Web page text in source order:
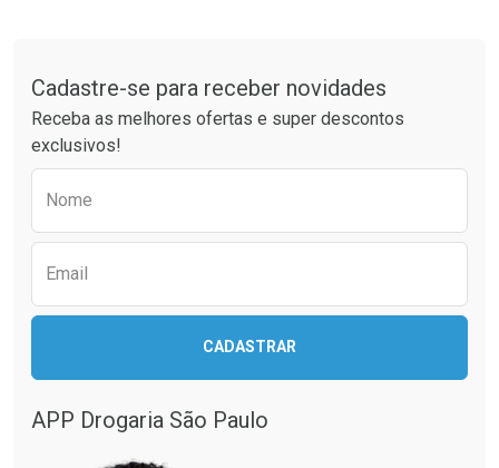
Ativar Desconto
Comprar sem Desconto
Comprar sem Desconto
Por R$ 21,86/cada
Ativar Desconto
Comprar sem Desconto
Comprar sem Desconto
Cadastre-se para receber novidades
Receba as melhores ofertas e super descontos
exclusivos!
Nome
Email
CADASTRAR
APP Drogaria São Paulo